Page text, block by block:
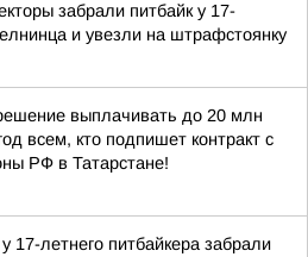
забрали питбайк у 17-
и увезли на штрафстоянку
выплачивать до 20 млн
всем, кто подпишет контракт с
РФ в Татарстане!
17-летнего питбайкера забрали